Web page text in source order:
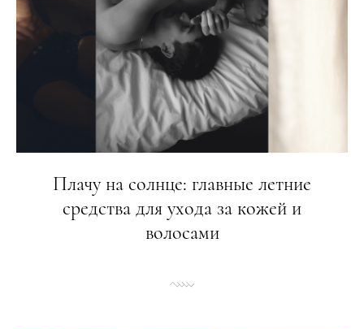
Плачу на солнце: главные летние
средства для ухода за кожей и
волосами